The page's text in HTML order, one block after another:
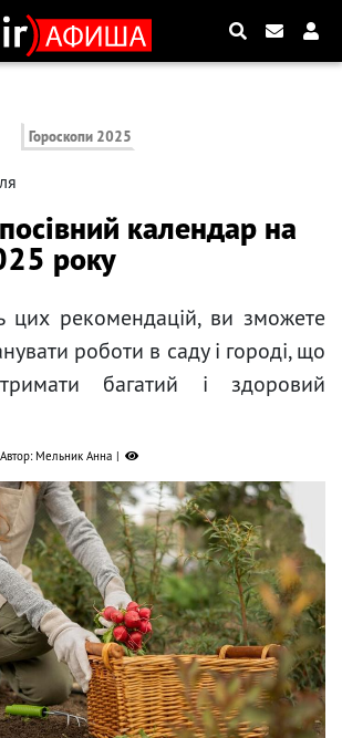
Гороскопи 2025
календар на
року
цих рекомендацій, ви зможете
роботи в саду і городі, що
багатий і здоровий
Автор: Мельник Анна